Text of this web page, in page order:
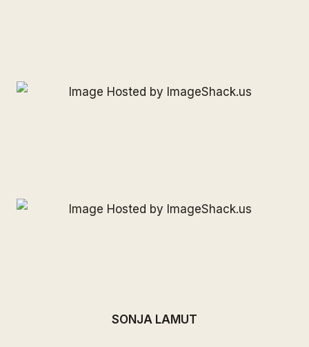
SONJA LAMUT